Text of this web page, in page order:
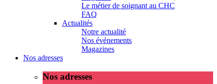
Le métier de soignant au CHC
FAQ
Actualités
Notre actualité
Nos événements
Magazines
Nos adresses
Nos adresses